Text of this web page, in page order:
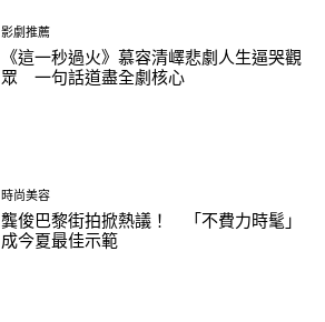
影劇推薦
《這一秒過火》慕容清嶧悲劇人生逼哭觀
眾 一句話道盡全劇核心
時尚美容
龔俊巴黎街拍掀熱議！ 「不費力時髦」
成今夏最佳示範